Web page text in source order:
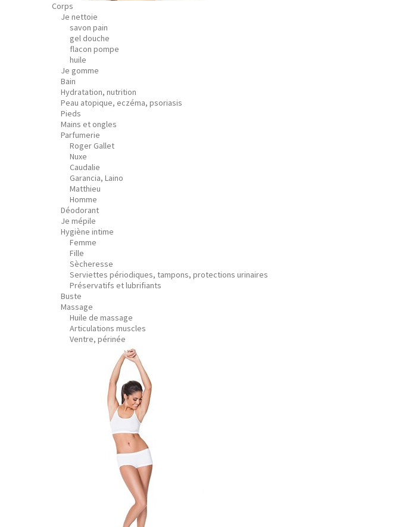
Corps
Je nettoie
savon pain
gel douche
flacon pompe
huile
Je gomme
Bain
Hydratation, nutrition
Peau atopique, eczéma, psoriasis
Pieds
Mains et ongles
Parfumerie
Roger Gallet
Nuxe
Caudalie
Garancia, Laino
Matthieu
Homme
Déodorant
Je mépile
Hygiène intime
Femme
Fille
Sècheresse
Serviettes périodiques, tampons, protections urinaires
Préservatifs et lubrifiants
Buste
Massage
Huile de massage
Articulations muscles
Ventre, périnée